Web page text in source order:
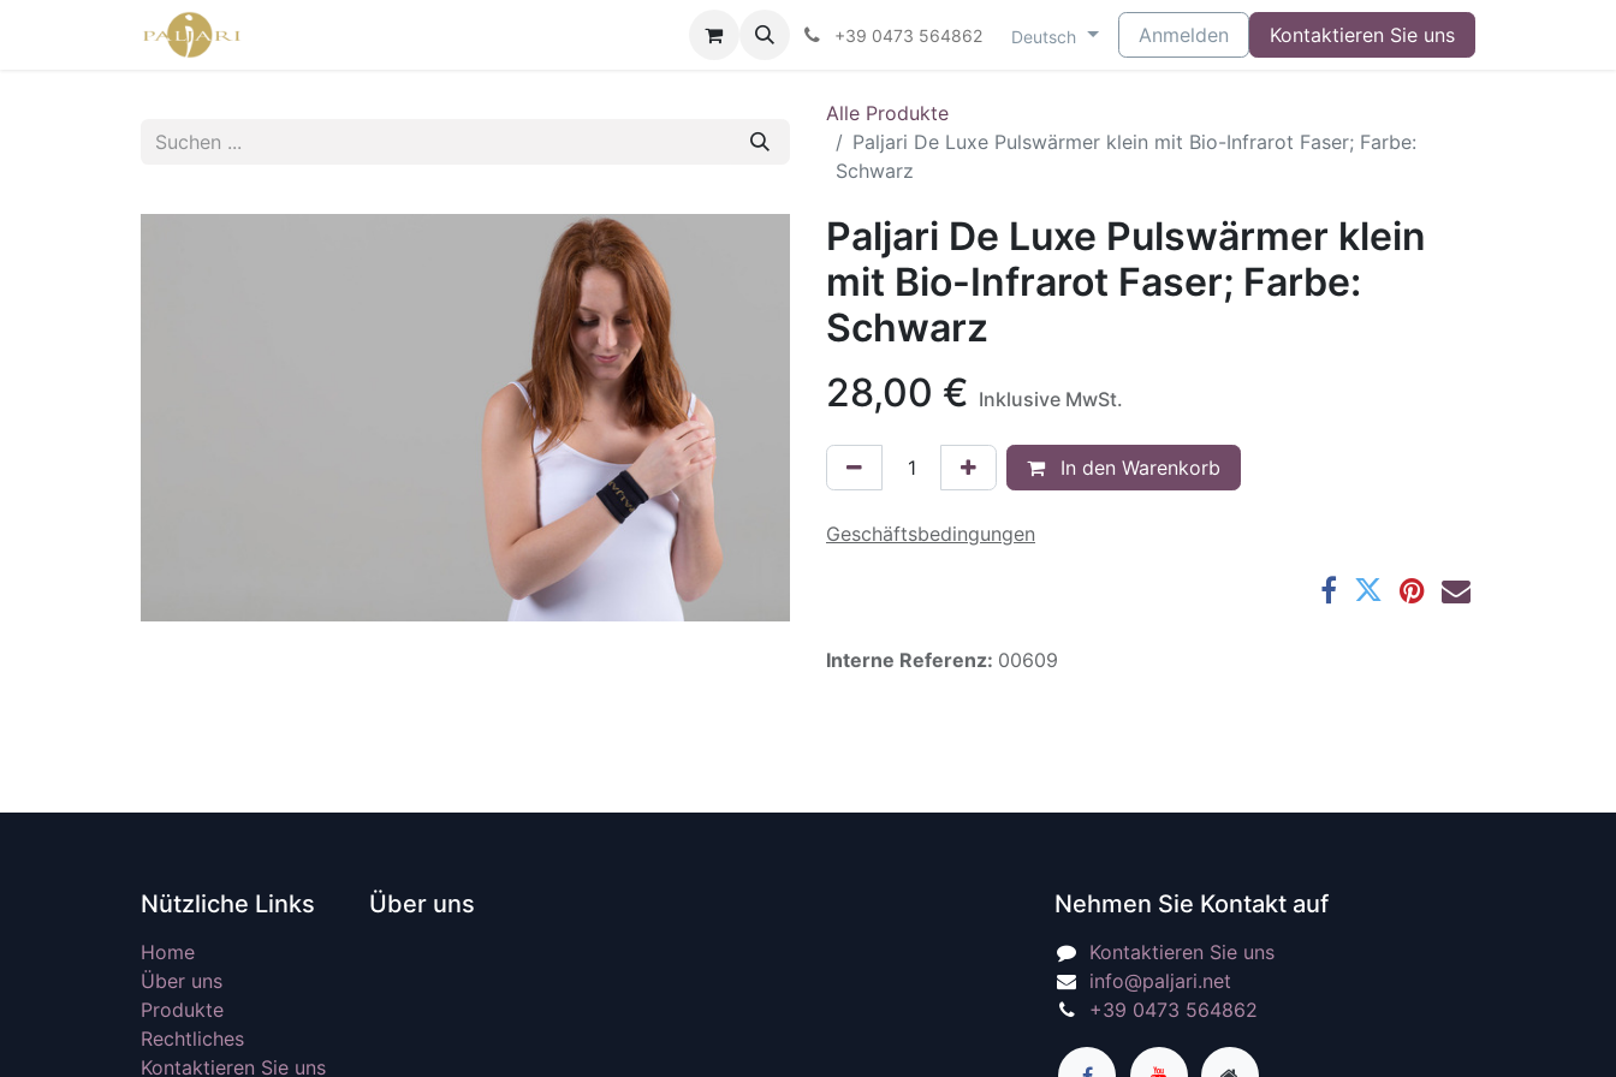
Kontaktieren Sie uns +39 0473 564862 Deutsch Anmelden Kontaktieren Sie uns
Alle Produkte
Paljari De Luxe Pulswärmer klein mit Bio-Infrarot Faser; Farbe:
Schwarz
Paljari De Luxe Pulswärmer klein
mit Bio-Infrarot Faser; Farbe:
Schwarz
28,00 € Inklusive MwSt.
In den Warenkorb
Geschäftsbedingungen
Interne Referenz: 00609
Nützliche Links
Home
Über uns
Produkte
Rechtliches
Kontaktieren Sie uns
Über uns Nehmen Sie Kontakt auf
Kontaktieren Sie uns
info@paljari.net
+39 0473 564862